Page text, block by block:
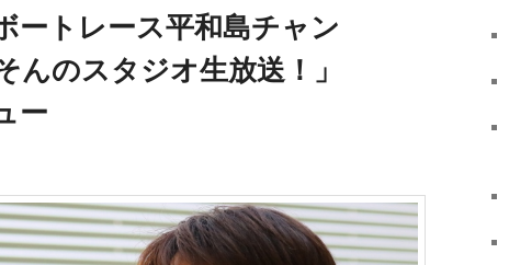
ートレース平和島チャン
んのスタジオ生放送！」
ー